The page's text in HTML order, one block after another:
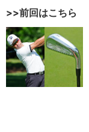
>>前回はこちら